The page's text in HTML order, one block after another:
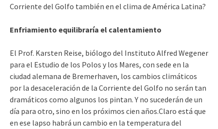
Corriente del Golfo también en el clima de América Latina?
Enfriamiento equilibraría el calentamiento
El Prof. Karsten Reise, biólogo del Instituto Alfred Wegener
para el Estudio de los Polos y los Mares, con sede en la
ciudad alemana de Bremerhaven, los cambios climáticos
por la desaceleración de la Corriente del Golfo no serán tan
dramáticos como algunos los pintan. Y no sucederán de un
día para otro, sino en los próximos cien años.Claro está que
en ese lapso habrá un cambio en la temperatura del